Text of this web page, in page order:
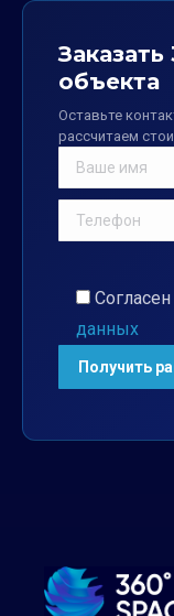
объекта
Оставьте
рассчитаем
данных